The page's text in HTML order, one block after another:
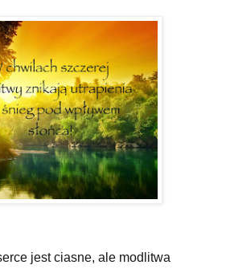
jest ciasne, ale modlitwa